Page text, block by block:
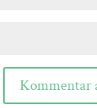
Kommentar